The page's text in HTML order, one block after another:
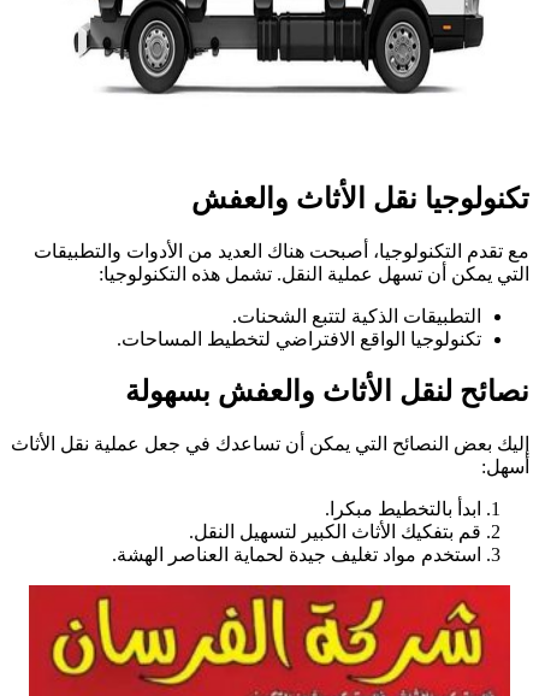
تكنولوجيا نقل الأثاث والعفش
مع تقدم التكنولوجيا، أصبحت هناك العديد من الأدوات والتطبيقات
التي يمكن أن تسهل عملية النقل. تشمل هذه التكنولوجيا:
التطبيقات الذكية لتتبع الشحنات.
تكنولوجيا الواقع الافتراضي لتخطيط المساحات.
نصائح لنقل الأثاث والعفش بسهولة
إليك بعض النصائح التي يمكن أن تساعدك في جعل عملية نقل الأثاث
أسهل:
ابدأ بالتخطيط مبكرا.
قم بتفكيك الأثاث الكبير لتسهيل النقل.
استخدم مواد تغليف جيدة لحماية العناصر الهشة.